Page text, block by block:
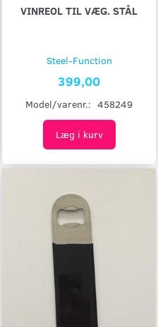
VINREOL TIL VÆG. STÅL
Steel-Function
399,00
Model/varenr.: 458249
Læg i kurv